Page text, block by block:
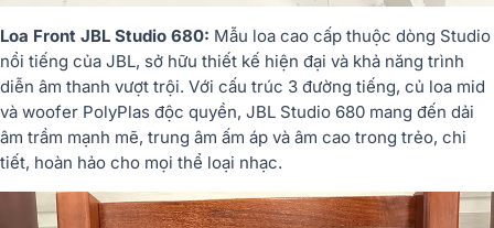
Loa Front JBL Studio 680: Mẫu loa cao cấp thuộc dòng Studio
nổi tiếng của JBL, sở hữu thiết kế hiện đại và khả năng trình
diễn âm thanh vượt trội. Với cấu trúc 3 đường tiếng, củ loa mid
và woofer PolyPlas độc quyền, JBL Studio 680 mang đến dải
âm trầm mạnh mẽ, trung âm ấm áp và âm cao trong trẻo, chi
tiết, hoàn hảo cho mọi thể loại nhạc.